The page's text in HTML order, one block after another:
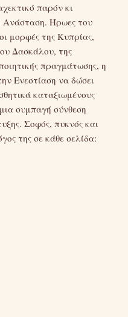
παρόν κι
Ανάσταση. Ήρωες του
μορφές της Κυπρίας,
Δασκάλου, της
πραγμάτωσης, η
Ενεστίαση να δώσει
καταξιωμένους
συμπαγή σύνθεση
Σοφός, πυκνός και
της σε κάθε σελίδα: